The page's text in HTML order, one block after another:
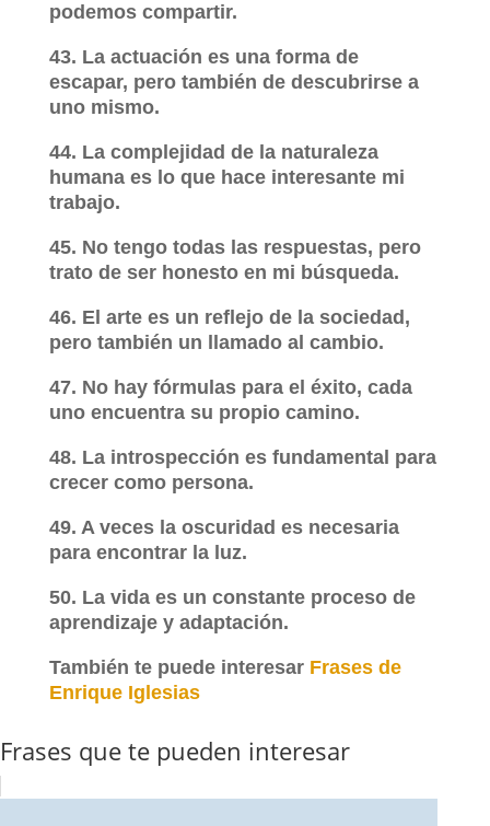
podemos compartir.
43. La actuación es una forma de
escapar, pero también de descubrirse a
uno mismo.
44. La complejidad de la naturaleza
humana es lo que hace interesante mi
trabajo.
45. No tengo todas las respuestas, pero
trato de ser honesto en mi búsqueda.
46. El arte es un reflejo de la sociedad,
pero también un llamado al cambio.
47. No hay fórmulas para el éxito, cada
uno encuentra su propio camino.
48. La introspección es fundamental para
crecer como persona.
49. A veces la oscuridad es necesaria
para encontrar la luz.
50. La vida es un constante proceso de
aprendizaje y adaptación.
También te puede interesar Frases de
Enrique Iglesias
Frases que te pueden interesar